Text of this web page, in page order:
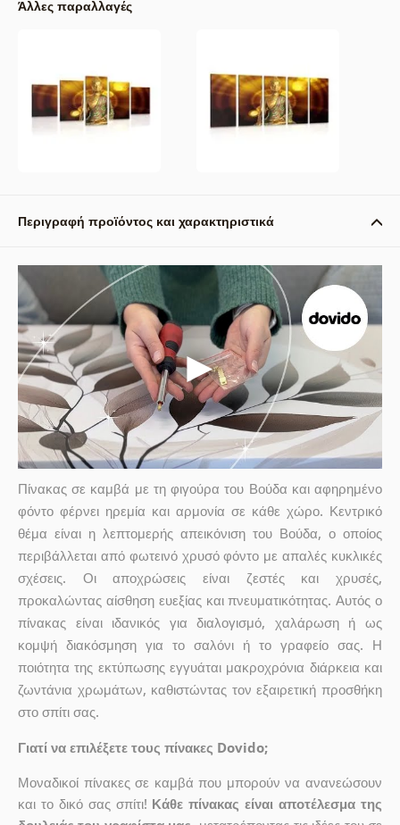
Άλλες παραλλαγές
Περιγραφή προϊόντος και χαρακτηριστικά
Πίνακας σε καμβά με τη φιγούρα του Βούδα και αφηρημένο
φόντο φέρνει ηρεμία και αρμονία σε κάθε χώρο. Κεντρικό
θέμα είναι η λεπτομερής απεικόνιση του Βούδα, ο οποίος
περιβάλλεται από φωτεινό χρυσό φόντο με απαλές κυκλικές
σχέσεις. Οι αποχρώσεις είναι ζεστές και χρυσές,
προκαλώντας αίσθηση ευεξίας και πνευματικότητας. Αυτός ο
πίνακας είναι ιδανικός για διαλογισμό, χαλάρωση ή ως
κομψή διακόσμηση για το σαλόνι ή το γραφείο σας. Η
ποιότητα της εκτύπωσης εγγυάται μακροχρόνια διάρκεια και
ζωντάνια χρωμάτων, καθιστώντας τον εξαιρετική προσθήκη
στο σπίτι σας.
Γιατί να επιλέξετε τους πίνακες Dovido;
Μοναδικοί πίνακες σε καμβά που μπορούν να ανανεώσουν
και το δικό σας σπίτι! Κάθε πίνακας είναι αποτέλεσμα της